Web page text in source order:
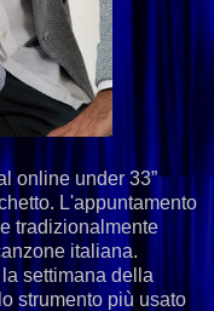
online under 33”
L'appuntamento
tradizionalmente
italiana.
settimana della
strumento più usato